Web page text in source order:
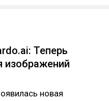
Теперь
изображений
новая